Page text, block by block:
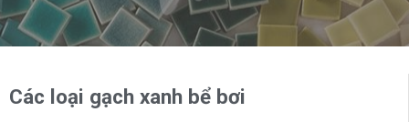
Các loại gạch xanh bể bơi